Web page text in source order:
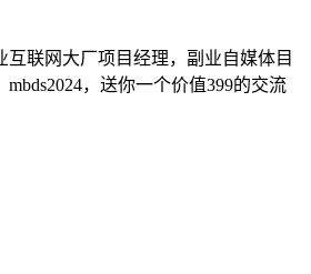
联网大厂项目经理，副业自媒体目
，送你一个价值399的交流